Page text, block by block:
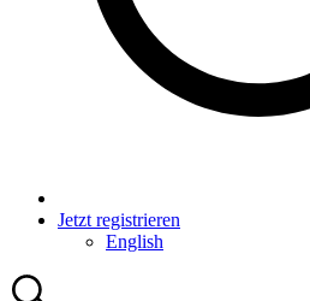
Jetzt registrieren
English